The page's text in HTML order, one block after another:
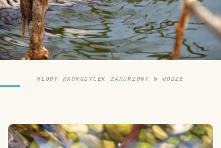
MŁODY KROKODYLEK ZANURZONY W WODZE